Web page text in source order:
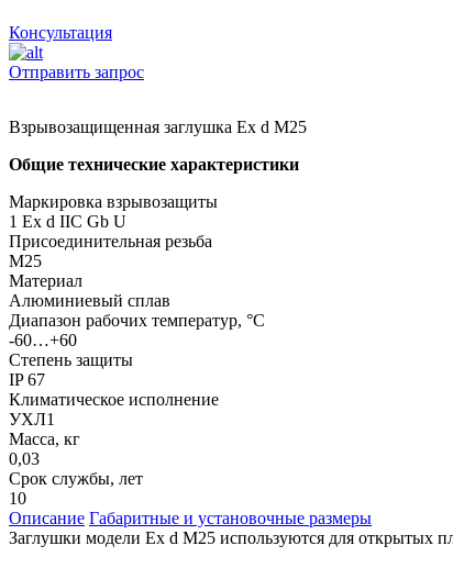
Консультация
Отправить запрос
Взрывозащищенная заглушка Ех d M25
Общие технические характеристики
Маркировка взрывозащиты
1 Ex d IIC Gb U
Присоединительная резьба
M25
Материал
Алюминиевый сплав
Диапазон рабочих температур, °С
-60…+60
Степень защиты
IP 67
Климатическое исполнение
УХЛ1
Масса, кг
0,03
Срок службы, лет
10
Описание Габаритные и установочные размеры
Заглушки модели Ex d M25 используются для открытых